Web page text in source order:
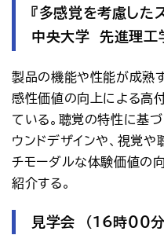
『多感覚を考慮した
中央大学 先進理
製品の機能や性能が成熟
感性価値の向上による高
ている。聴覚の特性に基
ウンドデザインや、視覚
チモーダルな体験価値の
紹介する。
見学会 （16時００